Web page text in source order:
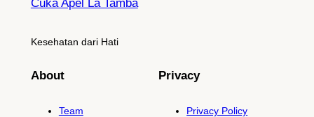
Cuka Apel La Tamba
Kesehatan dari Hati
About
Team
Privacy
Privacy Policy